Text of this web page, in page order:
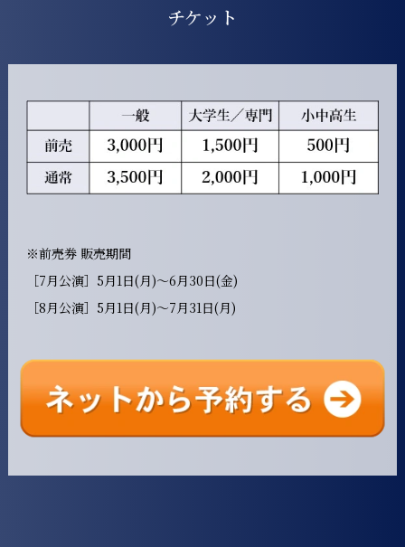
チケット
※前売券 販売期間
［7月公演］5月1日(月)～6月30日(金)
［8月公演］5月1日(月)～7月31日(月)